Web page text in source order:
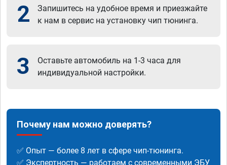
2
Запишитесь на удобное время и приезжайте
к нам в сервис на установку чип тюнинга.
3
Оставьте автомобиль на 1-3 часа для
индивидуальной настройки.
Почему нам можно доверять?
✅ Опыт — более 8 лет в сфере чип-тюнинга.
✅ Экспертность — работаем с современными ЭБУ